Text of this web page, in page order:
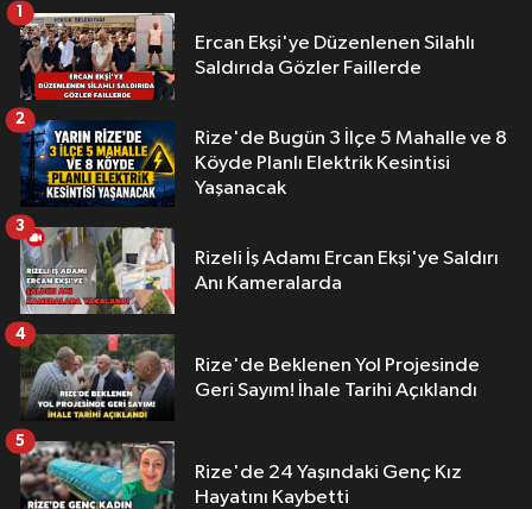
Ercan Ekşi'ye Düzenlenen Silahlı
Saldırıda Gözler Faillerde
1
Rize'de Bugün 3 İlçe 5 Mahalle ve 8
Köyde Planlı Elektrik Kesintisi
Yaşanacak
2
Rizeli İş Adamı Ercan Ekşi'ye Saldırı
Anı Kameralarda
3
Rize'de Beklenen Yol Projesinde
Geri Sayım! İhale Tarihi Açıklandı
4
Rize'de 24 Yaşındaki Genç Kız
Hayatını Kaybetti
5